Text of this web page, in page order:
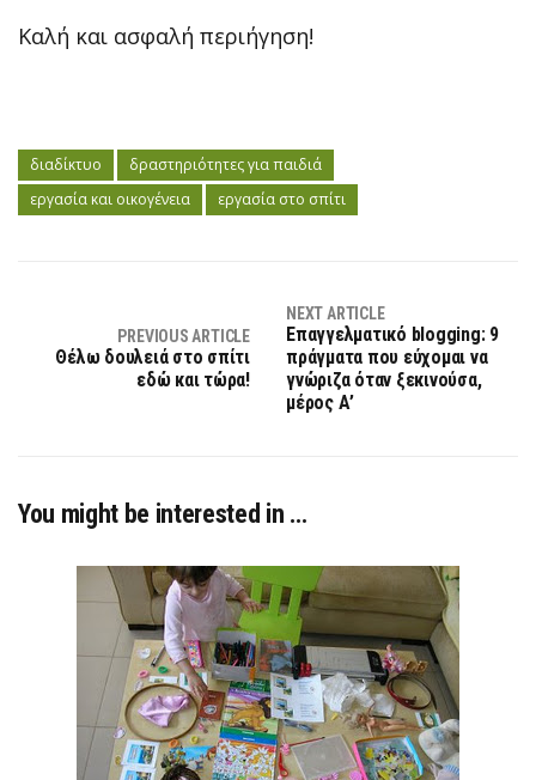
Καλή και ασφαλή περιήγηση!
διαδίκτυο
δραστηριότητες για παιδιά
εργασία και οικογένεια
εργασία στο σπίτι
PREVIOUS ARTICLE
Θέλω δουλειά στο σπίτι
εδώ και τώρα!
NEXT ARTICLE
Επαγγελματικό blogging: 9
πράγματα που εύχομαι να
γνώριζα όταν ξεκινούσα,
μέρος Α’
You might be interested in …